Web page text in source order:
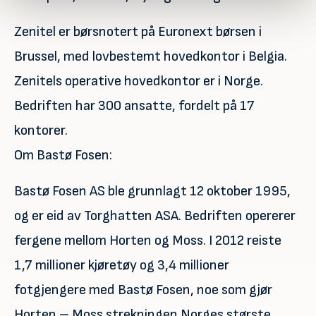
Zenitel er børsnotert på Euronext børsen i
Brussel, med lovbestemt hovedkontor i Belgia.
Zenitels operative hovedkontor er i Norge.
Bedriften har 300 ansatte, fordelt på 17
kontorer.
Om Bastø Fosen:
Bastø Fosen AS ble grunnlagt 12 oktober 1995,
og er eid av Torghatten ASA. Bedriften opererer
fergene mellom Horten og Moss. I 2012 reiste
1,7 millioner kjøretøy og 3,4 millioner
fotgjengere med Bastø Fosen, noe som gjør